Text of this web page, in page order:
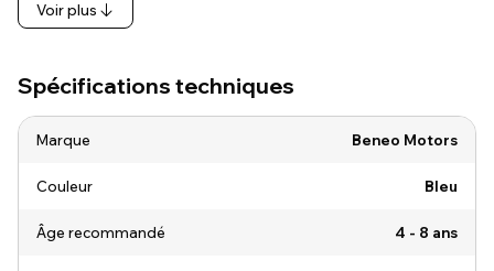
Voir plus
Spécifications techniques
Marque Beneo Motors
Couleur Bleu
Âge recommandé 4 - 8 ans